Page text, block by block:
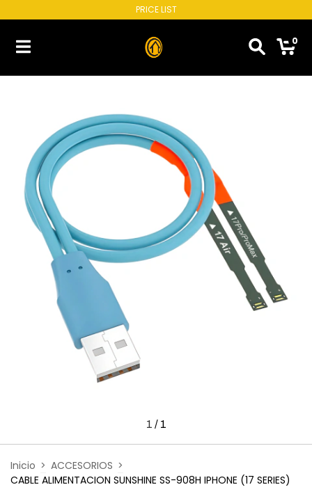
PRICE LIST
0
1 / 1
Inicio > ACCESORIOS >
CABLE ALIMENTACION SUNSHINE SS-908H IPHONE (17 SERIES)